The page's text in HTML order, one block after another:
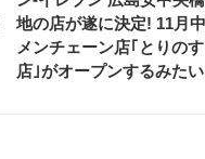
地の店が遂に決定! 11月
メンチェーン店｢とりの
店｣がオープンするみた